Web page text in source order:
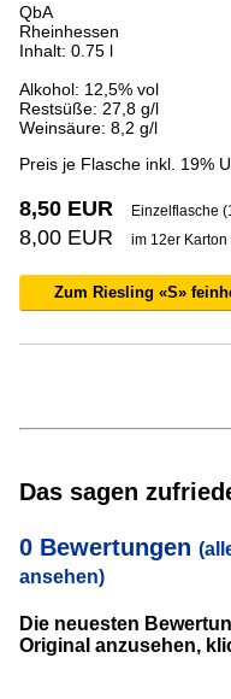
QbA
Rheinhessen
Inhalt: 0.75 l
Alkohol: 12,5% vol
Restsüße: 27,8 g/l
Weinsäure: 8,2 g/l
Preis je Flasche inkl. 19%
8,50 EUR Einzelflasche
8,00 EUR im 12er
Zum Riesling «S»
Das sagen
0 Bewertungen
ansehen)
Die neuesten
Original anzusehen,